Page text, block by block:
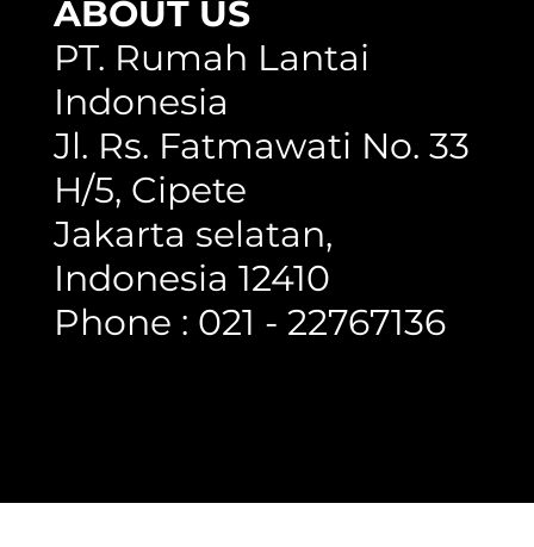
ABOUT US
PT. Rumah Lantai
Indonesia
Jl. Rs. Fatmawati No. 33
H/5, Cipete
Jakarta selatan,
Indonesia 12410
Phone : 021 - 22767136